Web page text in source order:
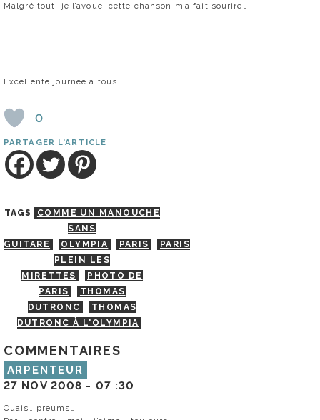
Malgré tout, je l’avoue, cette chanson m’a fait sourire…
Excellente journée à tous
0
PARTAGER L'ARTICLE
TAGS
COMME UN MANOUCHE
SANS
GUITARE
OLYMPIA PARIS
PARIS
PLEIN LES
MIRETTES
PHOTO DE
PARIS
THOMAS
DUTRONC
THOMAS
DUTRONC À L'OLYMPIA
COMMENTAIRES
ARPENTEUR
27 NOV 2008 - 07 :30
Ouais… preums…